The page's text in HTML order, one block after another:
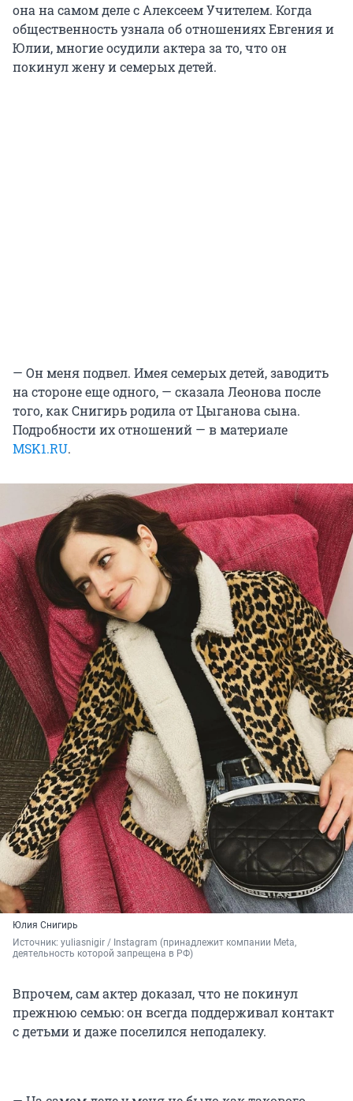
она на самом деле с Алексеем Учителем. Когда
общественность узнала об отношениях Евгения и
Юлии, многие осудили актера за то, что он
покинул жену и семерых детей.
— Он меня подвел. Имея семерых детей, заводить
на стороне еще одного, — сказала Леонова после
того, как Снигирь родила от Цыганова сына.
Подробности их отношений — в материале
MSK1.RU.
Юлия Снигирь
Источник: yuliasnigir / Instagram (принадлежит компании Meta,
деятельность которой запрещена в РФ)
Впрочем, сам актер доказал, что не покинул
прежнюю семью: он всегда поддерживал контакт
с детьми и даже поселился неподалеку.